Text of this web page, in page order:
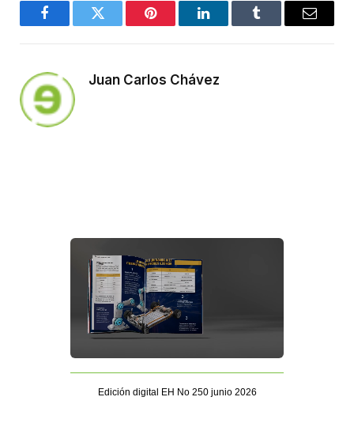
FacebookTwitter Pinterest LinkedInTumblr Email
Juan Carlos Chávez
Edición digital EH No 250 junio 2026